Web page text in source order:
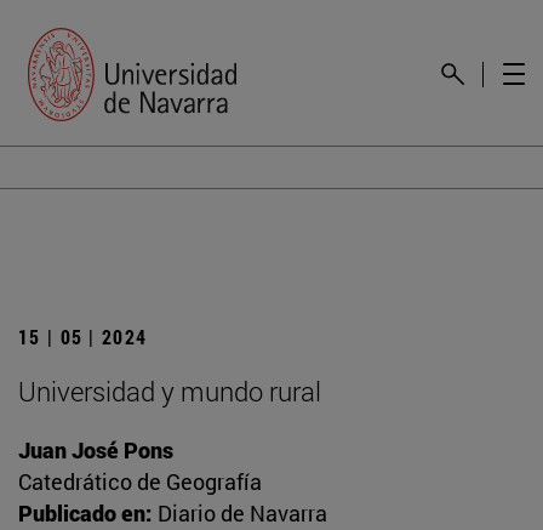
15 | 05 | 2024
Universidad y mundo rural
Juan José Pons
Catedrático de Geografía
Publicado en: Diario de Navarra